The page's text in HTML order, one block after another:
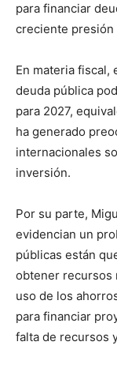
para financiar
creciente presión
En materia fiscal,
deuda pública
para 2027,
ha generado
internacionales
inversión.
Por su parte,
evidencian un
públicas están
obtener recursos
uso de los
para financiar
falta de recursos